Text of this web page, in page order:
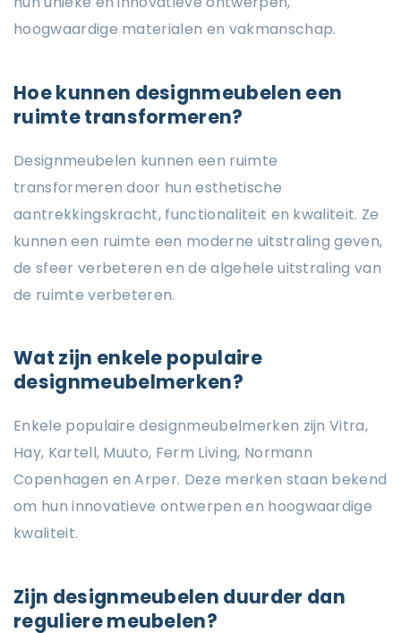
hoogwaardige materialen en vakmanschap.
Hoe kunnen designmeubelen een
ruimte transformeren?
Designmeubelen kunnen een ruimte
transformeren door hun esthetische
aantrekkingskracht, functionaliteit en kwaliteit. Ze
kunnen een ruimte een moderne uitstraling geven,
de sfeer verbeteren en de algehele uitstraling van
de ruimte verbeteren.
Wat zijn enkele populaire
designmeubelmerken?
Enkele populaire designmeubelmerken zijn Vitra,
Hay, Kartell, Muuto, Ferm Living, Normann
Copenhagen en Arper. Deze merken staan bekend
om hun innovatieve ontwerpen en hoogwaardige
kwaliteit.
Zijn designmeubelen duurder dan
reguliere meubelen?